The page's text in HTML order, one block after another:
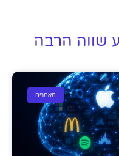
שווה הרבה
מאמרים